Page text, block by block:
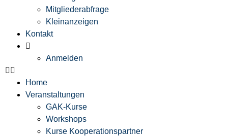
Mitgliederabfrage
Kleinanzeigen
Kontakt
Anmelden
Home
Veranstaltungen
GAK-Kurse
Workshops
Kurse Kooperationspartner